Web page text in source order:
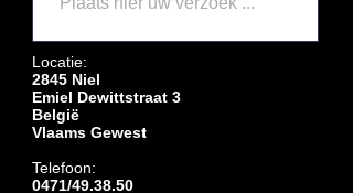
Locatie:
2845 Niel
Emiel Dewittstraat 3
België
Vlaams Gewest
Telefoon:
0471/49.38.50